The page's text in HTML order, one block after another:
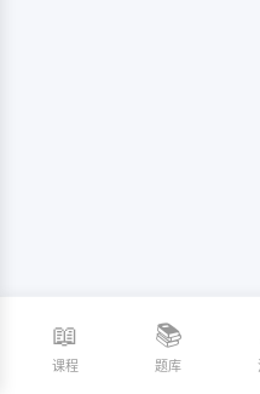
📖
课程
📚
题库